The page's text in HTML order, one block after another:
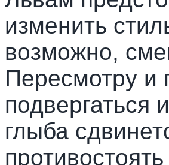
изменить
возможно,
Пересмотру и
подвергаться
глыба